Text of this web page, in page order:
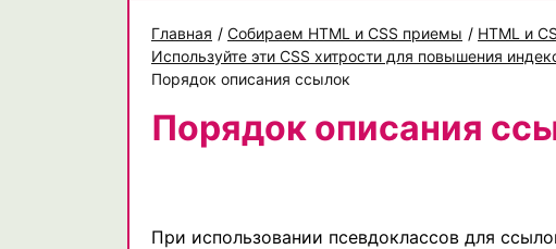
Главная / Собираем HTML и CSS приемы / HTML и
Используйте эти CSS хитрости для повышения
Порядок описания ссылок
Порядок описания
При использовании псевдоклассов для